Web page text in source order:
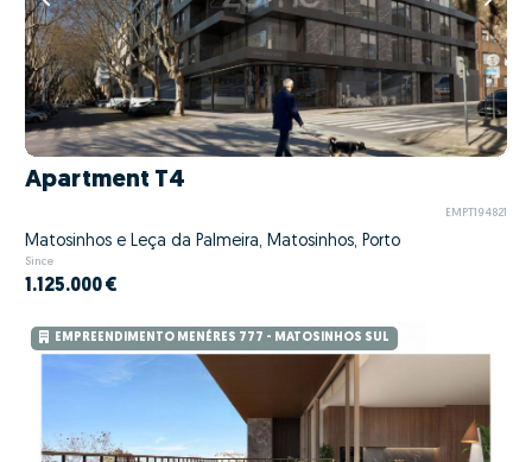
Apartment T4
EMPT194821
Matosinhos e Leça da Palmeira, Matosinhos, Porto
Since
1.125.000 €
EMPREENDIMENTO MENÉRES 777 - MATOSINHOS SUL